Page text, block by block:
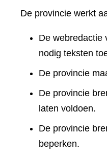
De provincie werkt
De webredactie
nodig teksten
De provincie
De provincie
laten voldoen.
De provincie
beperken.